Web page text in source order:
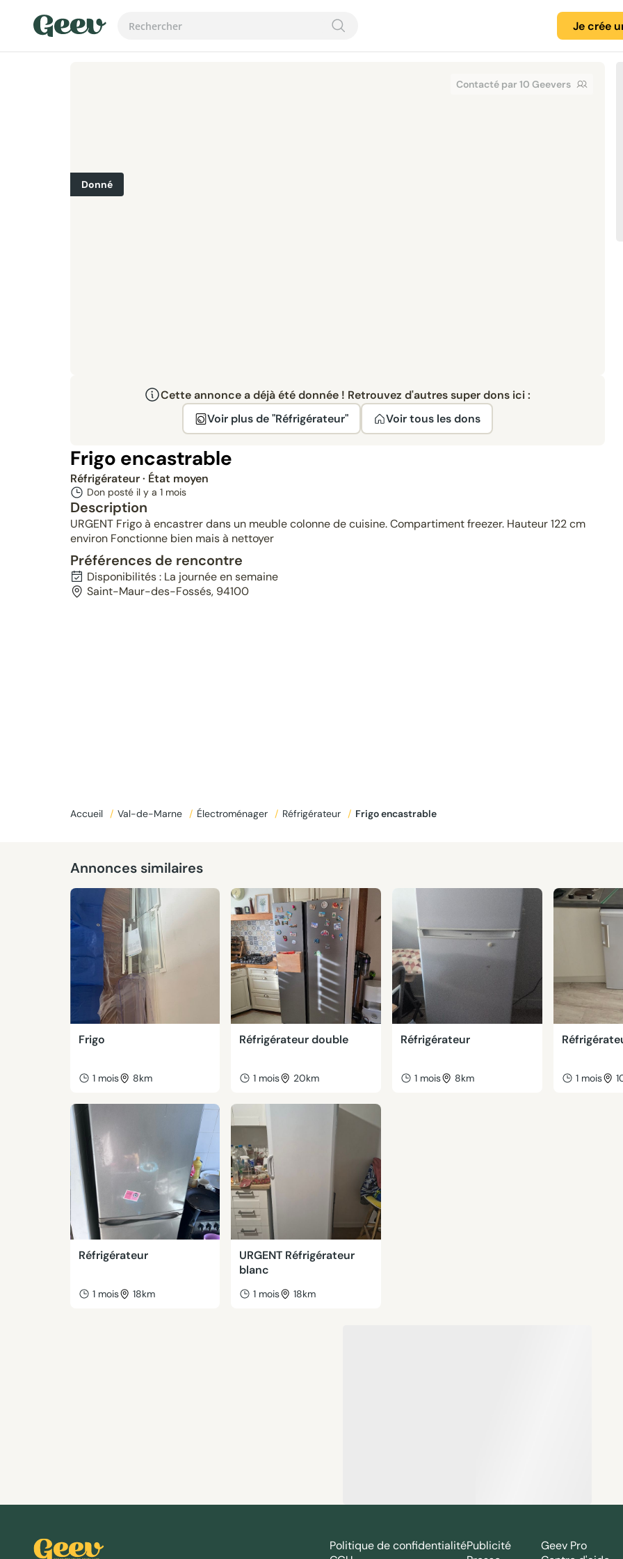
Je crée
Contacté par 10 Geevers
Donné
Cette annonce a déjà été donnée ! Retrouvez d'autres super dons ici :
Voir plus de "Réfrigérateur"
Voir tous les dons
Frigo encastrable
Réfrigérateur· État moyen
Don posté il y a 1 mois
Description
URGENT Frigo à encastrer dans un meuble colonne de cuisine. Compartiment freezer. Hauteur 122 cm
environ Fonctionne bien mais à nettoyer
Préférences de rencontre
Disponibilités : La journée en semaine
Saint-Maur-des-Fossés, 94100
Accueil / Val-de-Marne / Électroménager / Réfrigérateur / Frigo encastrable
Annonces similaires
Frigo
1 mois 8km
Réfrigérateur double
1 mois 20km
Réfrigérateur
1 mois 8km 1 mois
Réfrigérateur
1 mois 18km
URGENT Réfrigérateur
blanc
1 mois 18km
Politique de confidentialitéPublicité
Geev Pro